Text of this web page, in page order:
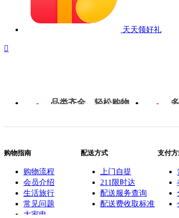
天天领好礼

品类齐全，轻松购物
购物指南
购物流程
会员介绍
生活旅行
常见问题
大家电
配送方式
上门自提
211限时达
配送服务查询
配送费收取标准
支付